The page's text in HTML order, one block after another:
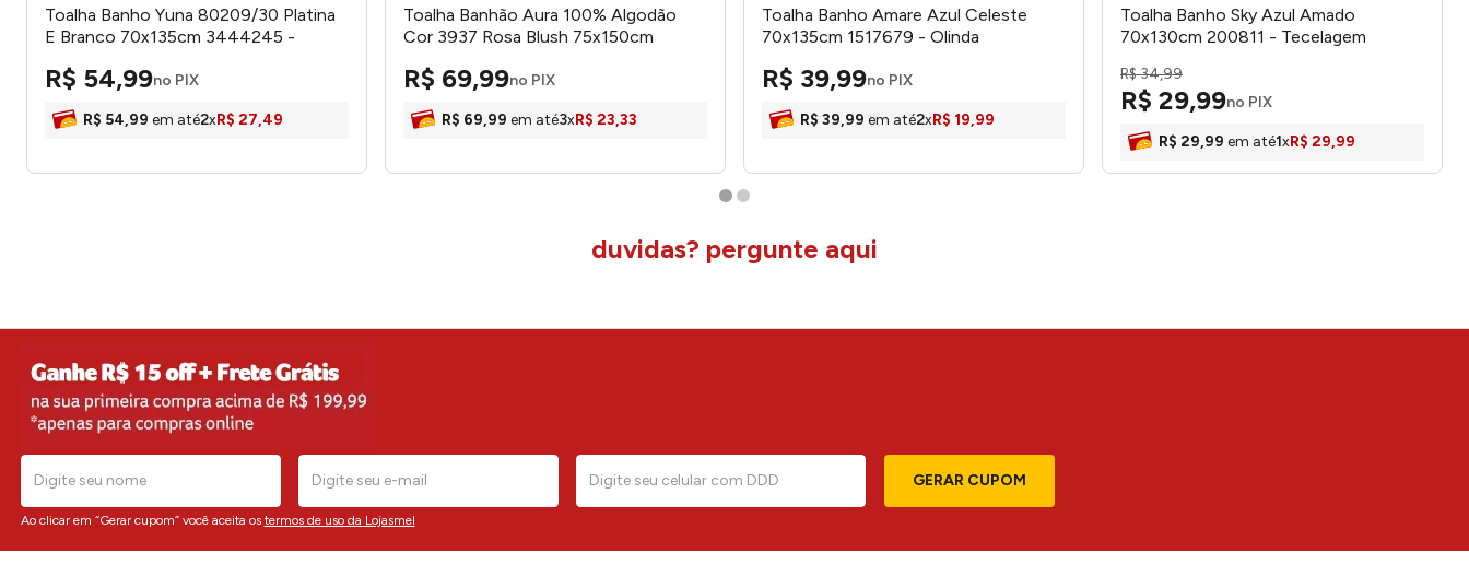
Toalha Banho Yuna 80209/30 Platina
E Branco 70x135cm 3444245 -
R$ 54,99no PIX
R$ 54,99 em até2xR$ 27,49
Toalha Banhão Aura 100% Algodão
Cor 3937 Rosa Blush 75x150cm
R$ 69,99no PIX
R$ 69,99 em até3xR$ 23,33
Toalha Banho Amare Azul Celeste
70x135cm 1517679 - Olinda
R$ 39,99no PIX
R$ 39,99 em até2xR$ 19,99
Toalha Banho Sky Azul Amado
70x130cm 200811 - Tecelagem
R$34,99
R$ 29,99no PIX
R$ 29,99 em até1xR$ 29,99
duvidas? pergunte aqui
GERAR CUPOM
Ao clicar em “Gerar cupom” você aceita os termos de uso da Lojasmel